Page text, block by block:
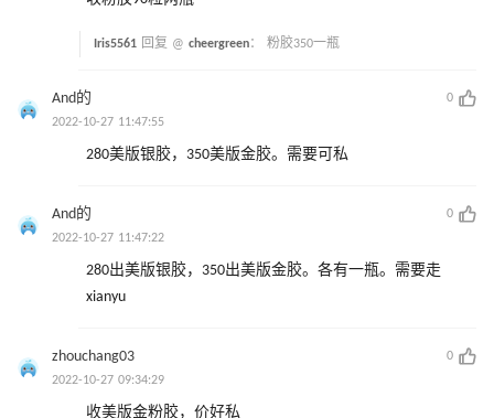
Iris5561 回复 @ cheergreen： 粉胶350一瓶
And的
0
2022-10-27 11:47:55
280美版银胶，350美版金胶。需要可私
And的
0
2022-10-27 11:47:22
280出美版银胶，350出美版金胶。各有一瓶。需要走
xianyu
zhouchang03
0
2022-10-27 09:34:29
收美版金粉胶，价好私